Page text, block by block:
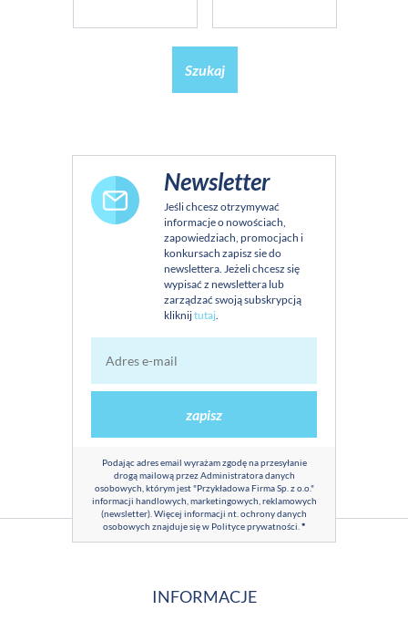
Szukaj
Newsletter
Jeśli chcesz otrzymywać
informacje o nowościach,
zapowiedziach, promocjach i
konkursach zapisz sie do
newslettera. Jeżeli chcesz się
wypisać z newslettera lub
zarządzać swoją subskrypcją
kliknijtutaj.
zapisz
Podając adres email wyrażam zgodę na przesyłanie
drogą mailową przez Administratora danych
osobowych, którym jest "Przykładowa Firma Sp. z o.o."
informacji handlowych, marketingowych, reklamowych
(newsletter). Więcej informacji nt. ochrony danych
osobowych znajduje się w Polityce prywatności *
INFORMACJE